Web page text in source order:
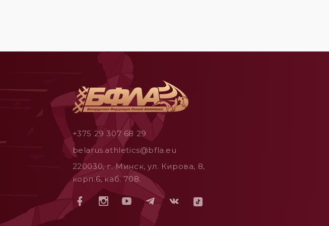
+375 29 307 68 29
belarus.athletics@bfla.eu
220030, г. Минск, ул. Кирова, 8,
корп.6, каб. 708.